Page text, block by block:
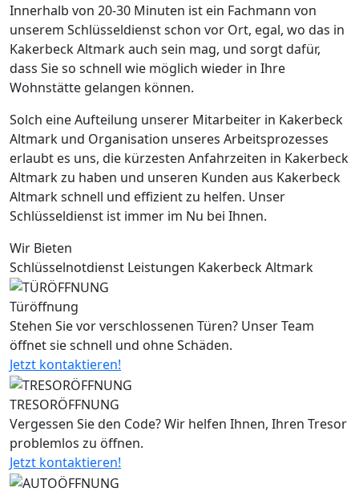
Innerhalb von 20-30 Minuten ist ein Fachmann von
unserem Schlüsseldienst schon vor Ort, egal, wo das in
Kakerbeck Altmark auch sein mag, und sorgt dafür,
dass Sie so schnell wie möglich wieder in Ihre
Wohnstätte gelangen können.
Solch eine Aufteilung unserer Mitarbeiter in Kakerbeck
Altmark und Organisation unseres Arbeitsprozesses
erlaubt es uns, die kürzesten Anfahrzeiten in Kakerbeck
Altmark zu haben und unseren Kunden aus Kakerbeck
Altmark schnell und effizient zu helfen. Unser
Schlüsseldienst ist immer im Nu bei Ihnen.
Wir Bieten
Schlüsselnotdienst Leistungen Kakerbeck Altmark
Türöffnung
Stehen Sie vor verschlossenen Türen? Unser Team
öffnet sie schnell und ohne Schäden.
Jetzt kontaktieren!
TRESORÖFFNUNG
Vergessen Sie den Code? Wir helfen Ihnen, Ihren Tresor
problemlos zu öffnen.
Jetzt kontaktieren!